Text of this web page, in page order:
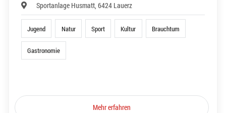
Sportanlage Husmatt, 6424 Lauerz
Jugend Natur Sport Kultur Brauchtum
Gastronomie
Mehr erfahren